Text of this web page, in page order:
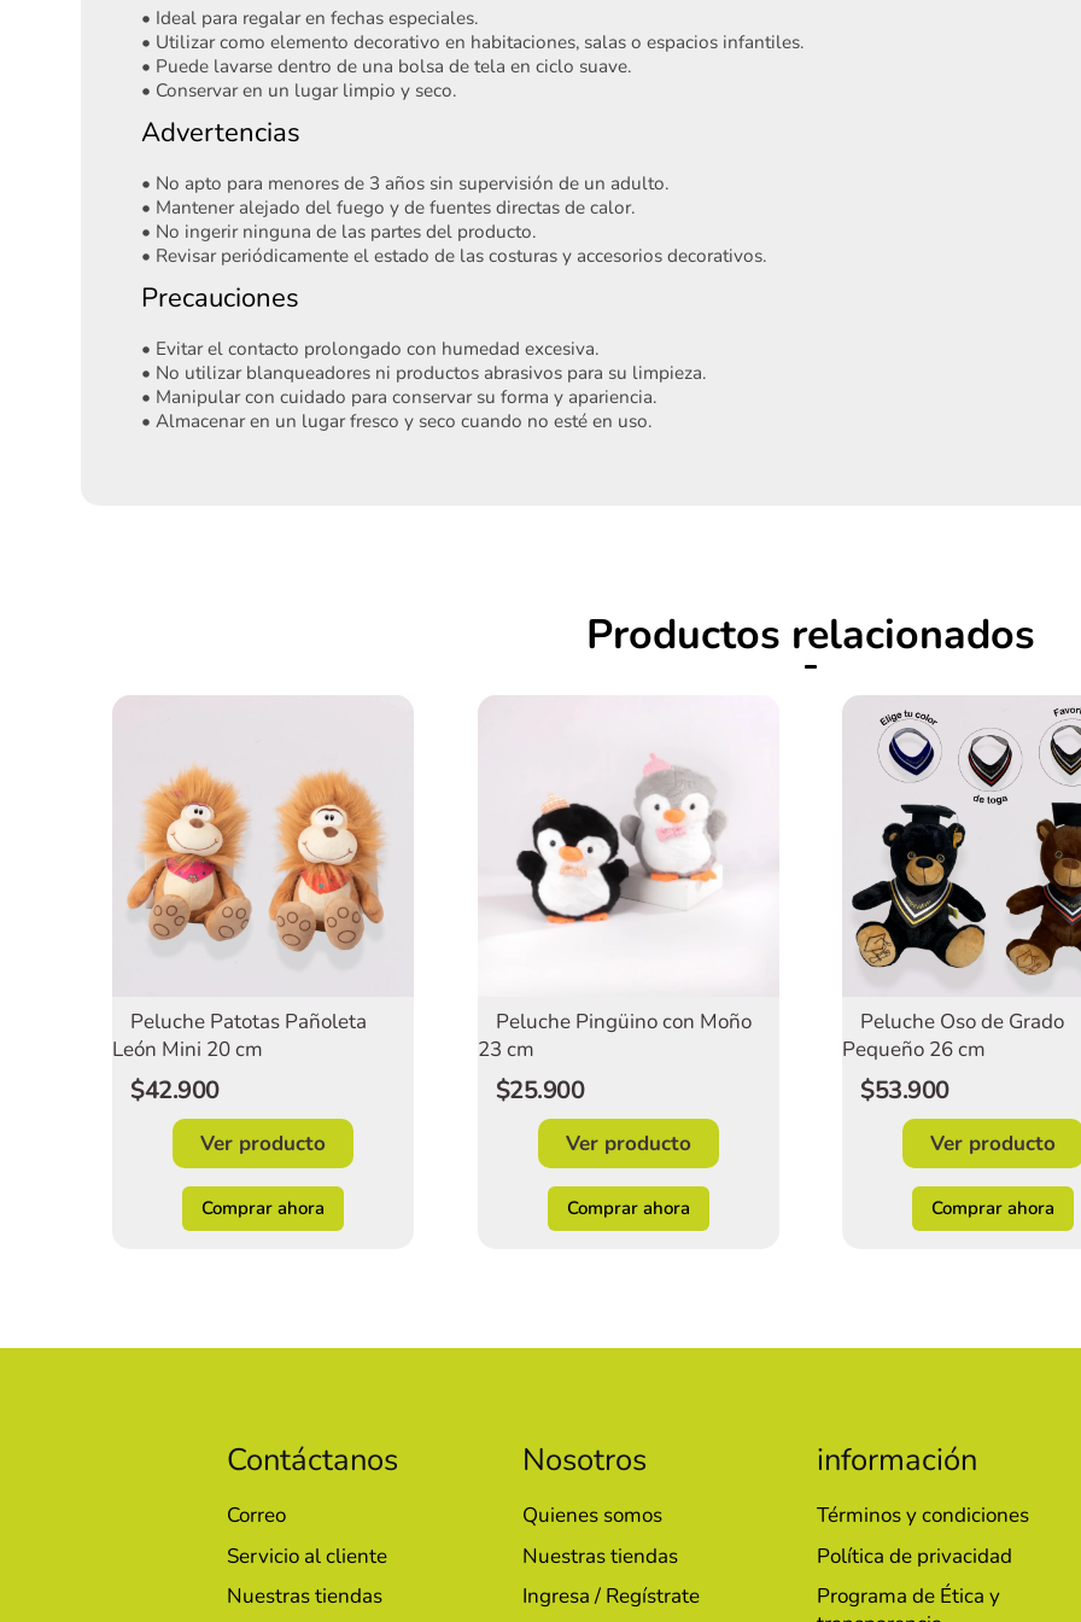
• Ideal para regalar en fechas especiales.
• Utilizar como elemento decorativo en habitaciones, salas o espacios infantiles.
• Puede lavarse dentro de una bolsa de tela en ciclo suave.
• Conservar en un lugar limpio y seco.
Advertencias
• No apto para menores de 3 años sin supervisión de un adulto.
• Mantener alejado del fuego y de fuentes directas de calor.
• No ingerir ninguna de las partes del producto.
• Revisar periódicamente el estado de las costuras y accesorios decorativos.
Precauciones
• Evitar el contacto prolongado con humedad excesiva.
• No utilizar blanqueadores ni productos abrasivos para su limpieza.
• Manipular con cuidado para conservar su forma y apariencia.
• Almacenar en un lugar fresco y seco cuando no esté en uso.
Productos relacionados
Peluche Patotas Pañoleta
León Mini 20 cm
$42.900
Ver producto
Comprar ahora
Peluche Pingüino con Moño
23 cm
$25.900
Ver producto
Comprar ahora
Peluche Oso de Grado
Pequeño 26 cm
$53.900
Ver producto
Comprar ahora
Contáctanos
Correo
Servicio al cliente
Nuestras tiendas
Nosotros
Quienes somos
Nuestras tiendas
Ingresa / Regístrate
información
Términos y condiciones
Política de privacidad
Programa de Ética y